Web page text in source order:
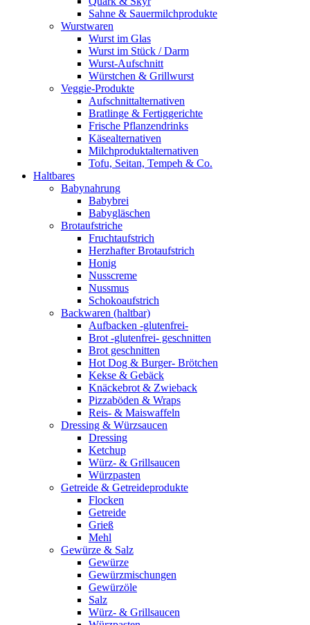
Sahne & Sauermilchprodukte
Wurstwaren
Wurst im Glas
Wurst im Stück / Darm
Wurst-Aufschnitt
Würstchen & Grillwurst
Veggie-Produkte
Aufschnittalternativen
Bratlinge & Fertiggerichte
Frische Pflanzendrinks
Käsealternativen
Milchproduktalternativen
Tofu, Seitan, Tempeh & Co.
Haltbares
Babynahrung
Babybrei
Babygläschen
Brotaufstriche
Fruchtaufstrich
Herzhafter Brotaufstrich
Honig
Nusscreme
Nussmus
Schokoaufstrich
Backwaren (haltbar)
Aufbacken -glutenfrei-
Brot -glutenfrei- geschnitten
Brot geschnitten
Hot Dog & Burger- Brötchen
Kekse & Gebäck
Knäckebrot & Zwieback
Pizzaböden & Wraps
Reis- & Maiswaffeln
Dressing & Würzsaucen
Dressing
Ketchup
Würz- & Grillsaucen
Würzpasten
Getreide & Getreideprodukte
Flocken
Getreide
Grieß
Mehl
Gewürze & Salz
Gewürze
Gewürzmischungen
Gewürzöle
Salz
Würz- & Grillsaucen